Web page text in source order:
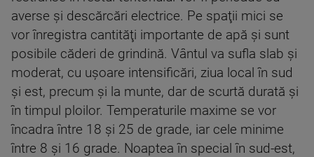
averse şi descărcări electrice. Pe spaţii mici se
vor înregistra cantităţi importante de apă şi sunt
posibile căderi de grindină. Vântul va sufla slab şi
moderat, cu uşoare intensificări, ziua local în sud
şi est, precum şi la munte, dar de scurtă durată şi
în timpul ploilor. Temperaturile maxime se vor
încadra între 18 şi 25 de grade, iar cele minime
între 8 şi 16 grade. Noaptea în special în sud-est,